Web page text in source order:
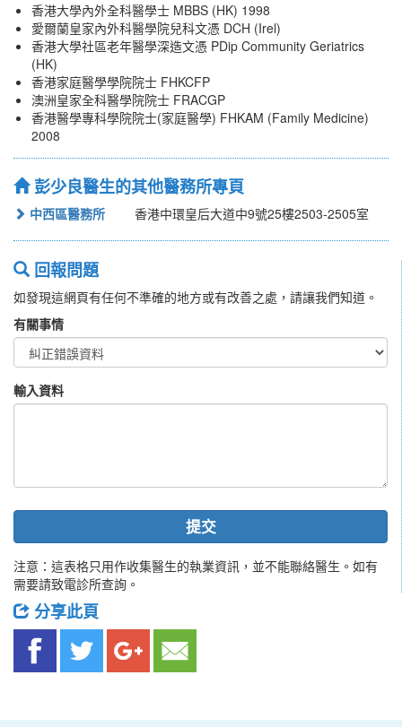
香港大學內外全科醫學士 MBBS (HK) 1998
愛爾蘭皇家內外科醫學院兒科文憑 DCH (Irel)
香港大學社區老年醫學深造文憑 PDip Community Geriatrics
(HK)
香港家庭醫學學院院士 FHKCFP
澳洲皇家全科醫學院院士 FRACGP
香港醫學專科學院院士(家庭醫學) FHKAM (Family Medicine)
2008
彭少良醫生的其他醫務所專頁
中西區醫務所 香港中環皇后大道中9號25樓2503-2505室
回報問題
如發現這網頁有任何不準確的地方或有改善之處，請讓我們知道。
有關事情
輸入資料
提交
注意：這表格只用作收集醫生的執業資訊，並不能聯絡醫生。如有
需要請致電診所查詢。
分享此頁